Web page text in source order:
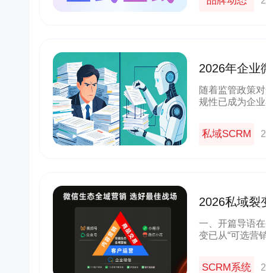
2026年企业
实测榜单
随着监管政策
规性已成为企
私域SCRM
2026私域裂
解锁低成本
一、开篇导语
变已从“可选营
SCRM系统